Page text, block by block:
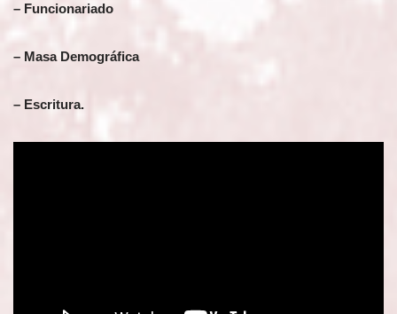
– Funcionariado
– Masa Demográfica
– Escritura.